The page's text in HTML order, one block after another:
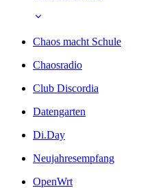
Chaos macht Schule
Chaosradio
Club Discordia
Datengarten
Di.Day
Neujahresempfang
OpenWrt